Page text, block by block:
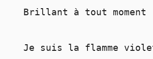
Brillant à tout moment
Je suis la flamme